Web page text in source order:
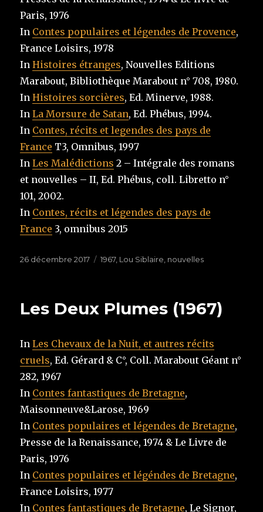
Paris, 1976
In Contes populaires et légendes de Provence,
France Loisirs, 1978
InHistoires étranges, Nouvelles Editions
Marabout, Bibliothèque Marabout n° 708, 1980.
InHistoires sorcières, Ed. Minerve, 1988.
InLa Morsure de Satan, Ed. Phébus, 1994.
In Contes, récits et legendes des pays de
France T3, Omnibus, 1997
InLes Malédictions 2 – Intégrale des romans
et nouvelles – II, Ed. Phébus, coll. Libretto n°
101, 2002.
In Contes, récits et légendes des pays de
France 3, omnibus 2015
Publié
26 décembre 2017 Étiquettes
1967, Lou Siblaire nouvelles
Les Deux Plumes (1967)
InLes Chevaux de la Nuit, et autres récits
cruels, Ed. Gérard & C°, Coll. Marabout Géant n°
282, 1967
In Contes fantastiques de Bretagne,
Maisonneuve&Larose, 1969
In Contes populaires et légendes de Bretagne,
Presse de la Renaissance, 1974 & Le Livre de
Paris, 1976
In Contes populaires et légéndes de Bretagne,
France Loisirs, 1977
In Contes fantastiques de Bretagne, Le Signor,